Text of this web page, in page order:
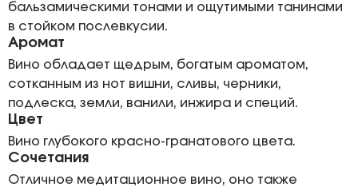
бальзамическими тонами и ощутимыми танинами
в стойком послевкусии.
Аромат
Вино обладает щедрым, богатым ароматом,
сотканным из нот вишни, сливы, черники,
подлеска, земли, ванили, инжира и специй.
Цвет
Вино глубокого красно-гранатового цвета.
Сочетания
Отличное медитационное вино, оно также